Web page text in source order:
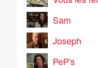
Sam
Joseph
PeP's